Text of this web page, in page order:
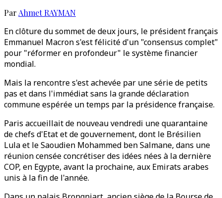
Par Ahmet RAYMAN
En clôture du sommet de deux jours, le président français
Emmanuel Macron s'est félicité d'un "consensus complet"
pour "réformer en profondeur" le système financier
mondial.
Mais la rencontre s'est achevée par une série de petits
pas et dans l'immédiat sans la grande déclaration
commune espérée un temps par la présidence française.
Paris accueillait de nouveau vendredi une quarantaine
de chefs d'Etat et de gouvernement, dont le Brésilien
Lula et le Saoudien Mohammed ben Salmane, dans une
réunion censée concrétiser des idées nées à la dernière
COP, en Egypte, avant la prochaine, aux Emirats arabes
unis à la fin de l'année.